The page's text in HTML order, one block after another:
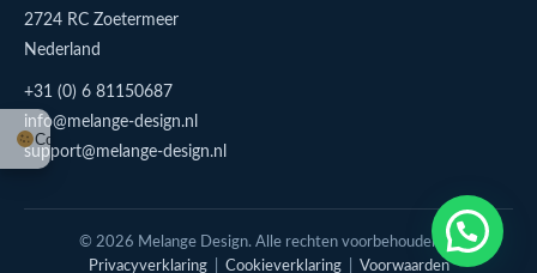
Cookie-instellingen
Stuur me een appje
2724 RC Zoetermeer
Nederland
+31 (0) 6 81150687
info@melange-design.nl
support@melange-design.nl
© 2026 Melange Design. Alle rechten voorbehouden. |
Privacyverklaring| Cookieverklaring| Voorwaarden